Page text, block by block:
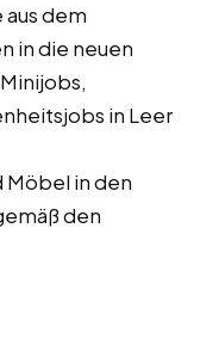
dem
in die neuen
in Leer
Möbel in den
den